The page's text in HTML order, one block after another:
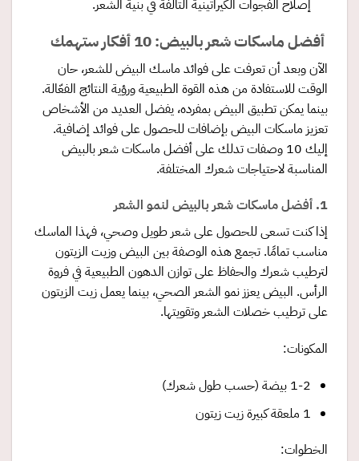
إصلاح الفجوات الكيراتينية التالفة في بنية الشعر.
أفضل ماسكات شعر بالبيض: 10 أفكار ستهمك
الآن وبعد أن تعرفت على فوائد ماسك البيض للشعر، حان
الوقت للاستفادة من هذه القوة الطبيعية ورؤية النتائج الفعّالة.
بينما يمكن تطبيق البيض بمفرده، يفضل العديد من الأشخاص
تعزيز ماسكات البيض بإضافات للحصول على فوائد إضافية.
إليك 10 وصفات تدلك على أفضل ماسكات شعر بالبيض
المناسبة لاحتياجات شعرك المختلفة.
1. أفضل ماسكات شعر بالبيض لنمو الشعر
إذا كنت تسعى للحصول على شعر طويل وصحي، فهذا الماسك
مناسب تمامًا. تجمع هذه الوصفة بين البيض وزيت الزيتون
لترطيب شعرك والحفاظ على توازن الدهون الطبيعية في فروة
الرأس. البيض يعزز نمو الشعر الصحي، بينما يعمل زيت الزيتون
على ترطيب خصلات الشعر وتقويتها.
المكونات:
1-2 بيضة (حسب طول شعرك)
1 ملعقة كبيرة زيت زيتون
الخطوات: